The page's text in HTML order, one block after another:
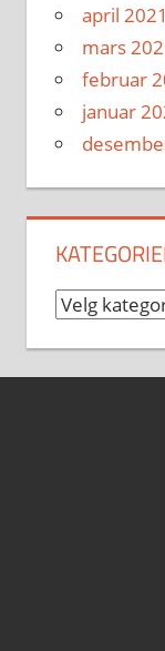
april 2021
mars
februar
januar
Kategorier